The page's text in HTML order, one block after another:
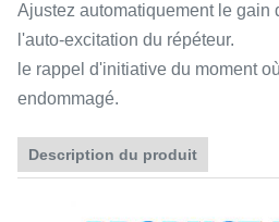
Ajustez automatiquement le gain
l'auto-excitation du répéteur.
le rappel d'initiative du moment
endommagé.
Description du produit